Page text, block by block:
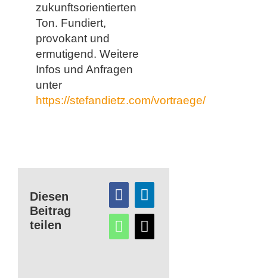
zukunftsorientierten
Ton. Fundiert,
provokant und
ermutigend. Weitere
Infos und Anfragen
unter
https://stefandietz.com/vortraege/
Diesen
Beitrag
teilen